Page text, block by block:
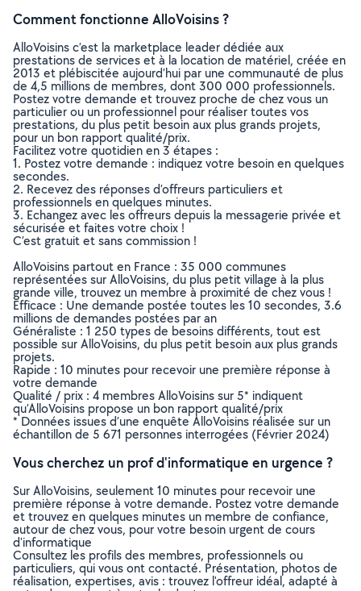
Comment fonctionne AlloVoisins ?
AlloVoisins c’est la marketplace leader dédiée aux
prestations de services et à la location de matériel, créée en
2013 et plébiscitée aujourd’hui par une communauté de plus
de 4,5 millions de membres, dont 300 000 professionnels.
Postez votre demande et trouvez proche de chez vous un
particulier ou un professionnel pour réaliser toutes vos
prestations, du plus petit besoin aux plus grands projets,
pour un bon rapport qualité/prix.
Facilitez votre quotidien en 3 étapes :
1. Postez votre demande : indiquez votre besoin en quelques
secondes.
2. Recevez des réponses d’offreurs particuliers et
professionnels en quelques minutes.
3. Echangez avec les offreurs depuis la messagerie privée et
sécurisée et faites votre choix !
C’est gratuit et sans commission !
AlloVoisins partout en France : 35 000 communes
représentées sur AlloVoisins, du plus petit village à la plus
grande ville, trouvez un membre à proximité de chez vous !
Efficace : Une demande postée toutes les 10 secondes, 3.6
millions de demandes postées par an
Généraliste : 1 250 types de besoins différents, tout est
possible sur AlloVoisins, du plus petit besoin aux plus grands
projets.
Rapide : 10 minutes pour recevoir une première réponse à
votre demande
Qualité / prix : 4 membres AlloVoisins sur 5* indiquent
qu’AlloVoisins propose un bon rapport qualité/prix
* Données issues d’une enquête AlloVoisins réalisée sur un
échantillon de 5 671 personnes interrogées (Février 2024)
Vous cherchez un prof d'informatique en urgence ?
Sur AlloVoisins, seulement 10 minutes pour recevoir une
première réponse à votre demande. Postez votre demande
et trouvez en quelques minutes un membre de confiance,
autour de chez vous, pour votre besoin urgent de cours
d'informatique
Consultez les profils des membres, professionnels ou
particuliers, qui vous ont contacté. Présentation, photos de
réalisation, expertises, avis : trouvez l'offreur idéal, adapté à